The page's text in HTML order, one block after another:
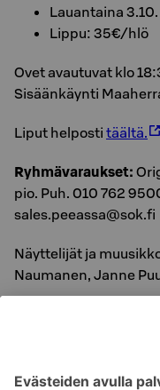
Lauantaina 3.10.
Lippu: 35€/hlö
Ovet avautuvat klo
Sisäänkäynti
Liput helposti täältä.
Ryhmävaraukset:
pio. Puh. 010 762
sales.peeassa@sok.fi
Näyttelijät ja
Naumanen, Janne
Käsikirjoitus ja
Puustinen, Tiina
Musiikin sovitus ja